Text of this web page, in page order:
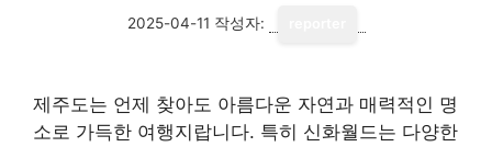
2025-04-11 작성자:
제주도는 언제 찾아도 아름다운 자연과 매력적인 명
소로 가득한 여행지랍니다. 특히 신화월드는 다양한